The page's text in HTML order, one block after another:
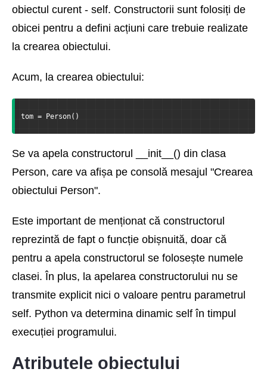
obiectul curent - self. Constructorii sunt folosiți de
obicei pentru a defini acțiuni care trebuie realizate
la crearea obiectului.
Acum, la crearea obiectului:
tom = Person()
Se va apela constructorul __init__() din clasa
Person, care va afișa pe consolă mesajul "Crearea
obiectului Person".
Este important de menționat că constructorul
reprezintă de fapt o funcție obișnuită, doar că
pentru a apela constructorul se folosește numele
clasei. În plus, la apelarea constructorului nu se
transmite explicit nici o valoare pentru parametrul
self. Python va determina dinamic self în timpul
execuției programului.
Atributele obiectului